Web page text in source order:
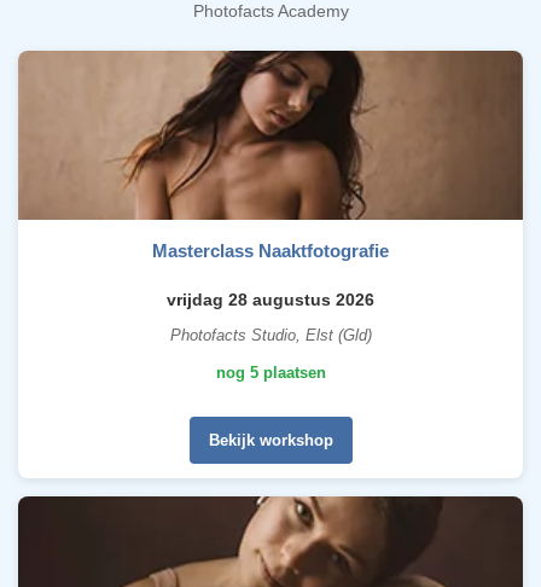
Photofacts Academy
Masterclass Naaktfotografie
vrijdag 28 augustus 2026
Photofacts Studio, Elst (Gld)
nog 5 plaatsen
Bekijk workshop